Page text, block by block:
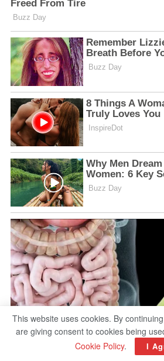
This website uses cookies. By
are giving consent to cookies being
Cookie Policy. I